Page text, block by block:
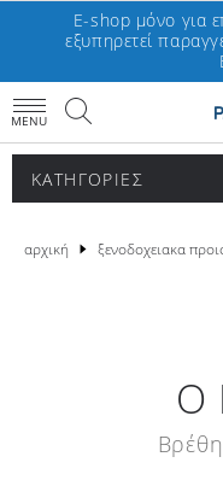
E-shop μόνο για
εξυπηρετεί
MENU
ΚΑΤΗΓΟΡΙΕΣ
αρχική ξενοδοχειακα